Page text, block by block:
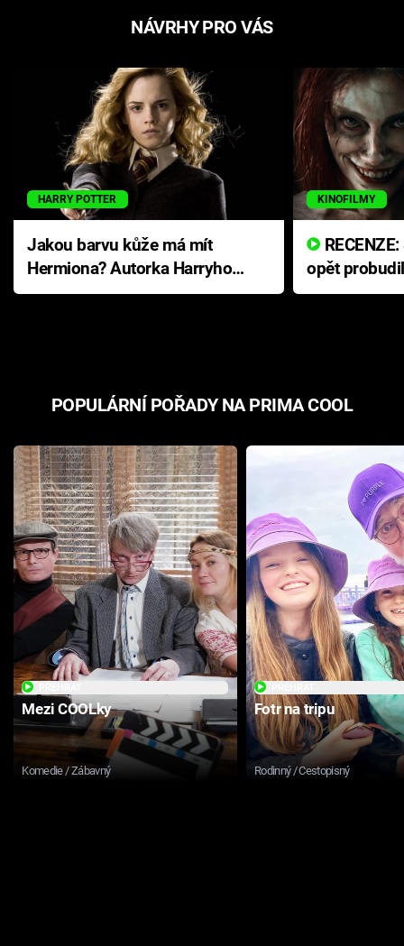
NÁVRHY PRO VÁS
HARRY POTTER
Jakou barvu kůže má mít
Hermiona? Autorka Harryho
Pottera přišla s ráznou
KINOFILMY
opět
přichází s
POPULÁRNÍ POŘADY NA PRIMA COOL
Mezi COOLky
Komedie / Zábavný
Fotr na tripu
Rodinný / Cestopisný